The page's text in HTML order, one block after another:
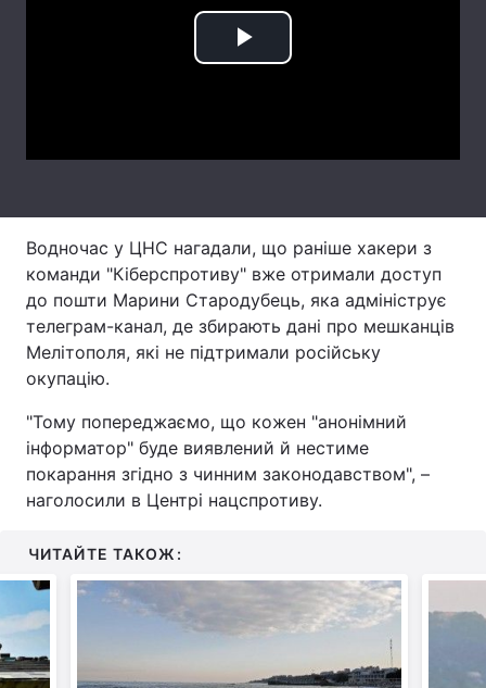
Play
Водночас у ЦНС нагадали, що раніше хакери з
команди "Кіберспротиву" вже отримали доступ
до пошти Марини Стародубець, яка адмініструє
телеграм-канал, де збирають дані про мешканців
Мелітополя, які не підтримали російську
окупацію.
"Тому попереджаємо, що кожен "анонімний
інформатор" буде виявлений й нестиме
покарання згідно з чинним законодавством", –
наголосили в Центрі нацспротиву.
ЧИТАЙТЕ ТАКОЖ: